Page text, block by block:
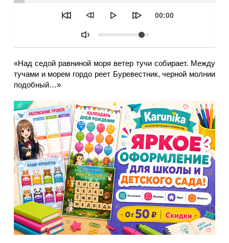
Текущее
00:00
Объем
«Над седой равниной моря ветер тучи собирает. Между
тучами и морем гордо реет Буревестник, черной молнии
подобный…»